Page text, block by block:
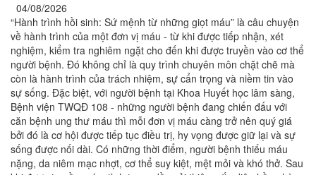
04/08/2026
“Hành trình hồi sinh: Sứ mệnh từ những giọt máu” là câu chuyện
về hành trình của một đơn vị máu - từ khi được tiếp nhận, xét
nghiệm, kiểm tra nghiêm ngặt cho đến khi được truyền vào cơ thể
người bệnh. Đó không chỉ là quy trình chuyên môn chặt chẽ mà
còn là hành trình của trách nhiệm, sự cẩn trọng và niềm tin vào
sự sống. Đặc biệt, với người bệnh tại Khoa Huyết học lâm sàng,
Bệnh viện TWQĐ 108 - những người bệnh đang chiến đấu với
căn bệnh ung thư máu thì mỗi đơn vị máu càng trở nên quý giá
bởi đó là cơ hội được tiếp tục điều trị, hy vọng được giữ lại và sự
sống được nối dài. Có những thời điểm, người bệnh thiếu máu
nặng, da niêm mạc nhợt, cơ thể suy kiệt, mệt mỏi và khó thở. Sau